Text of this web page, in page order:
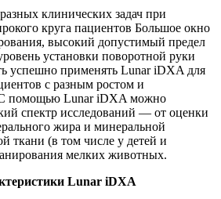
клинических задач при
круга пациентов Большое окно
высокий допустимый предел
установки поворотной руки
успешно применять Lunar iDXA для
с разным ростом и
помощью Lunar iDXA можно
спектр исследований — от оценки
жира и минеральной
ткани (в том числе у детей и
мелких животных.
Lunar iDXA